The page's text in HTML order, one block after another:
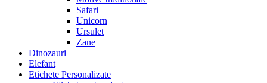
Safari
Unicorn
Ursulet
Zane
Dinozauri
Elefant
Etichete Personalizate